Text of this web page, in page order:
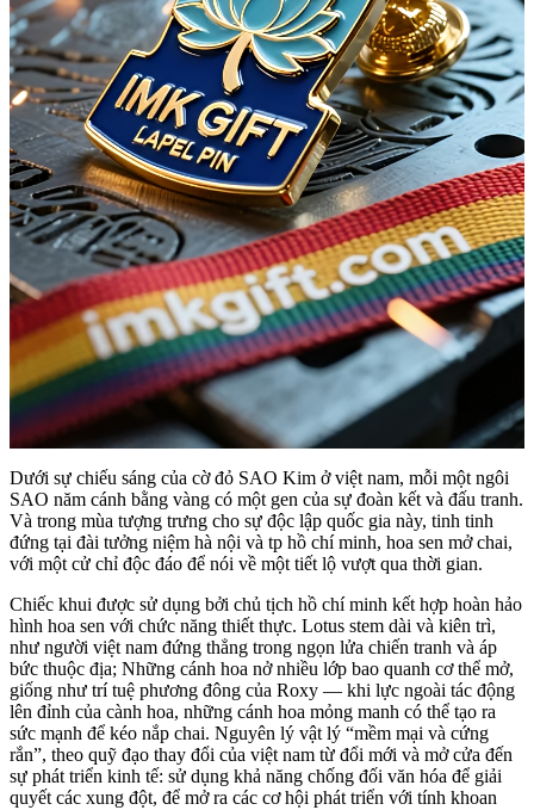
Dưới sự chiếu sáng của cờ đỏ SAO Kim ở việt nam, mỗi một ngôi
SAO năm cánh bằng vàng có một gen của sự đoàn kết và đấu tranh.
Và trong mùa tượng trưng cho sự độc lập quốc gia này, tinh tinh
đứng tại đài tưởng niệm hà nội và tp hồ chí minh, hoa sen mở chai,
với một cử chỉ độc đáo để nói về một tiết lộ vượt qua thời gian.
Chiếc khui được sử dụng bởi chủ tịch hồ chí minh kết hợp hoàn hảo
hình hoa sen với chức năng thiết thực. Lotus stem dài và kiên trì,
như người việt nam đứng thẳng trong ngọn lửa chiến tranh và áp
bức thuộc địa; Những cánh hoa nở nhiều lớp bao quanh cơ thể mở,
giống như trí tuệ phương đông của Roxy — khi lực ngoài tác động
lên đỉnh của cành hoa, những cánh hoa mỏng manh có thể tạo ra
sức mạnh để kéo nắp chai. Nguyên lý vật lý “mềm mại và cứng
rắn”, theo quỹ đạo thay đổi của việt nam từ đổi mới và mở cửa đến
sự phát triển kinh tế: sử dụng khả năng chống đối văn hóa để giải
quyết các xung đột, để mở ra các cơ hội phát triển với tính khoan